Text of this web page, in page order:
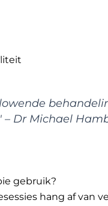
– Dr Michael
gebruik?
hang af van